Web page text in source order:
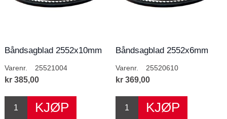
Båndsagblad 2552x10mm
Varenr. 25521004
kr 385,00
Båndsagblad 2552x6mm
Varenr. 25520610
kr 369,00